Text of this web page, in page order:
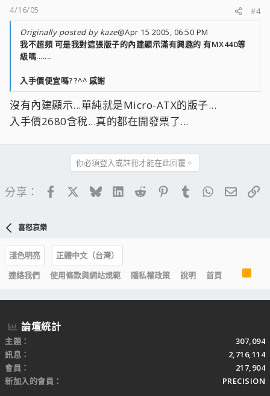
安裝好OS後安裝Core Center..... 軟體竟然顯示不支援這主機板
寫到這開始後悔未什麼不買VIA的版子就好了...( :O||: 能把
nForce的強項都取消到..)
BIOS也是去年9月出了1.1版之後到現在都沒有在跟新的...
好歹這張板子用的晶片組也是nForce3 250......感覺真差
4/16/05
#4
Originally posted by kaze@Apr 15 2005, 06:50 PM
我不超頻 可是我對這張版子的內建顯示滿有興趣的 有MX440等
級嗎.......
入手價便宜嗎??^^ 感謝
沒有內建顯示...單純就是Micro-ATX的版子...
入手價2680含稅...真的都在開發票了...
你必須登入或註冊才能在此回覆。
分享： FacebookBlueskyLinkedIn
Reddit PinterestTumblrWhatsApp
電子
喜怒哀樂
淺色明亮
正體中文（台灣）
連絡我們
使用條款與網站規範 隱私權政策 說明 首頁
S
論壇統計
主題
307,094
訊息
2,716,114
會員
217,904
新加入的會員
PRECISION